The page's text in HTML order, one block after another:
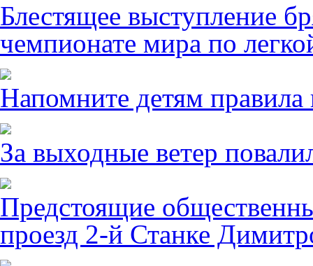
Блестящее выступление
чемпионате мира по
Напомните детям правила
За выходные ветер
Предстоящие
проезд 2-й Станке